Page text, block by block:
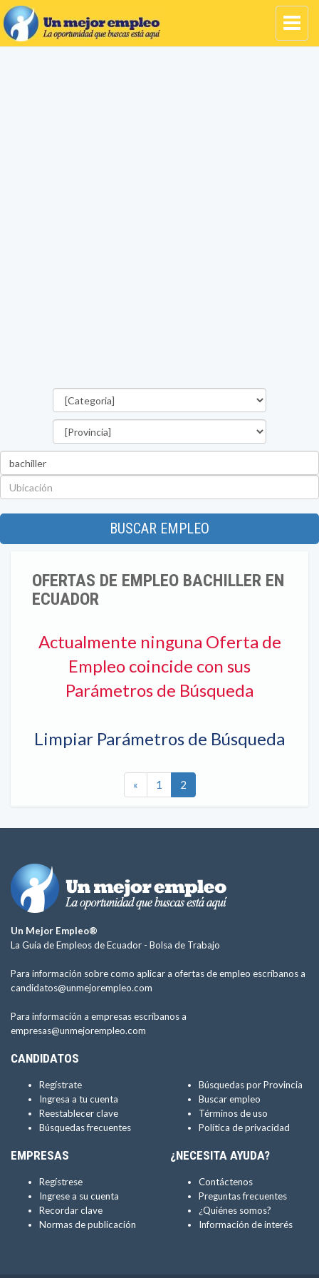
BUSCAR EMPLEO
OFERTAS DE EMPLEO BACHILLER EN
ECUADOR
Actualmente ninguna Oferta de
Empleo coincide con sus
Parámetros de Búsqueda
Limpiar Parámetros de Búsqueda
« 1 2
Un Mejor Empleo®
La Guía de Empleos de Ecuador - Bolsa de Trabajo
Para información sobre como aplicar a ofertas de empleo escríbanos a
candidatos@unmejorempleo.com
Para información a empresas escríbanos a
empresas@unmejorempleo.com
CANDIDATOS
Regístrate
Ingresa a tu cuenta
Reestablecer clave
Búsquedas frecuentes
Búsquedas por Provincia
Buscar empleo
Términos de uso
Política de privacidad
EMPRESAS
Regístrese
Ingrese a su cuenta
Recordar clave
Normas de publicación
¿NECESITA AYUDA?
Contáctenos
Preguntas frecuentes
¿Quiénes somos?
Información de interés